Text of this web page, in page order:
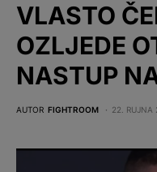
VLASTO
OZLJEDE
NASTUP
AUTOR FIGHTROOM 22. RUJNA